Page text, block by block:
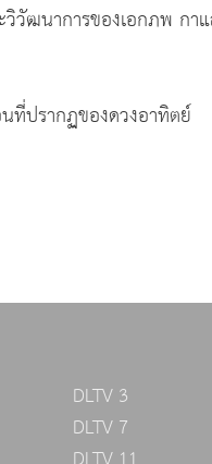
วัฒนาการของเอกภพ กา
ปรากฏของดวงอาทิตย์
DLTV 3
DLTV 7